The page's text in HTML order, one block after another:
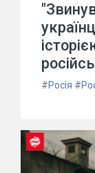
#Росія #